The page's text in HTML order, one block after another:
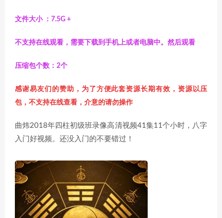
文件大小 ：7.5G +
不支持在线观看，需要下载到手机上或者电脑中。然后观看
压缩包个数：2个
感谢易友们的赞助，为了方便此套资源长期有效，资源以压
包，不支持在线查看，介意的请勿操作
曲炜2018年四柱初级班录像高清视频41集11个小时，八字
入门好视频。还没入门的不要错过！